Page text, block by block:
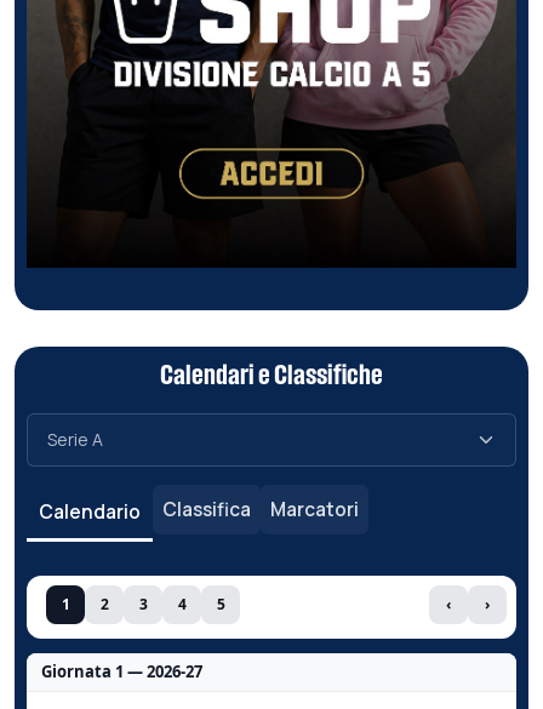
Calendari e Classifiche
Calendario Classifica Marcatori
1 2 3 4 5 ‹ ›
Giornata 1 — 2026-27